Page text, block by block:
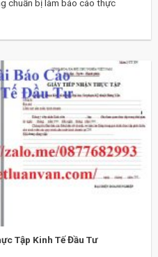
chuẩn bị làm báo cáo thực
Tập Kinh Tế Đầu Tư